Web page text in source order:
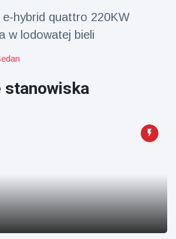
e-hybrid quattro 220KW
w lodowatej bieli
stanowiska